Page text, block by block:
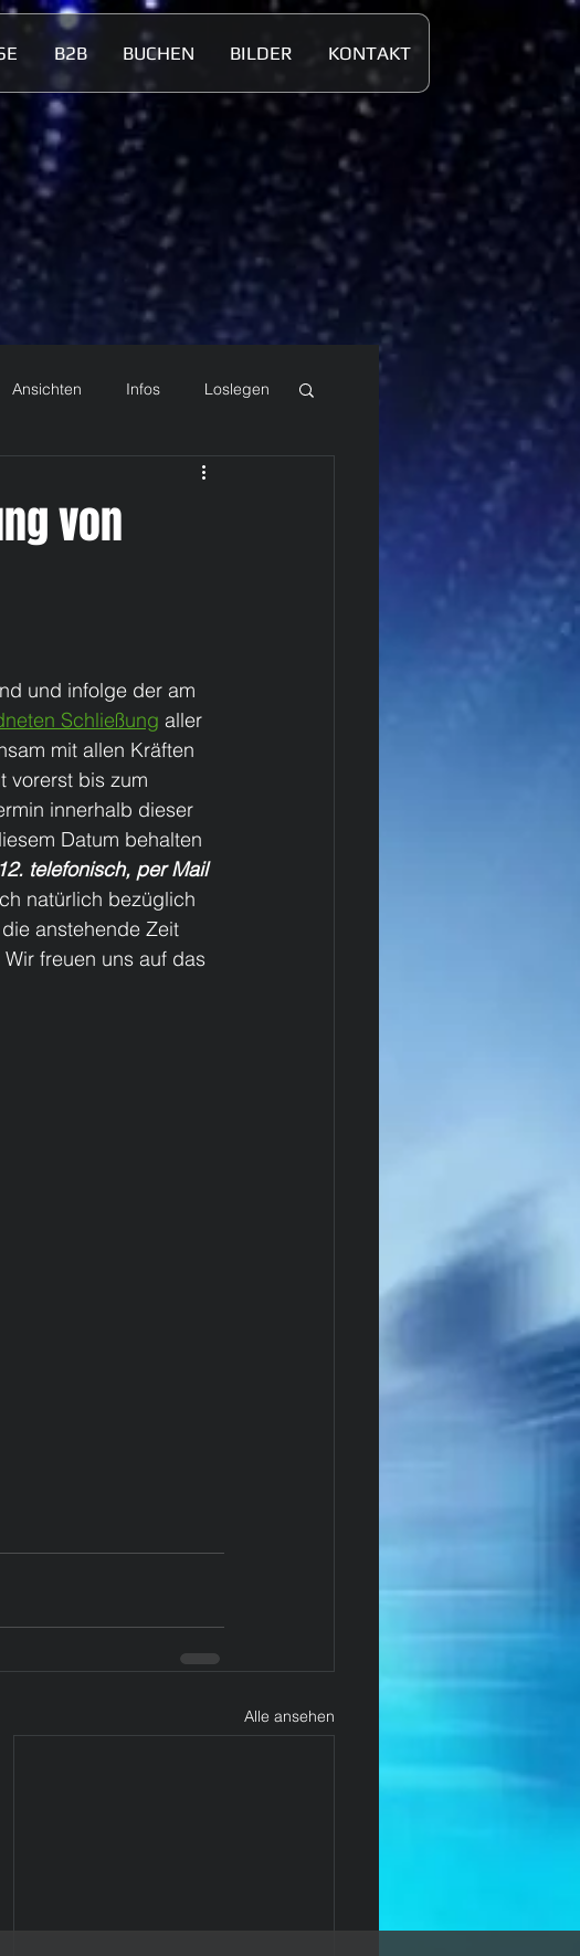
B2B BUCHEN BILDER KONTAKT
Ansichten Infos Loslegen
von
und infolge der am
Schließung aller
mit allen Kräften
vorerst bis zum
innerhalb dieser
Datum behalten
telefonisch, per Mail
natürlich bezüglich
anstehende Zeit
freuen uns auf das
Alle ansehen